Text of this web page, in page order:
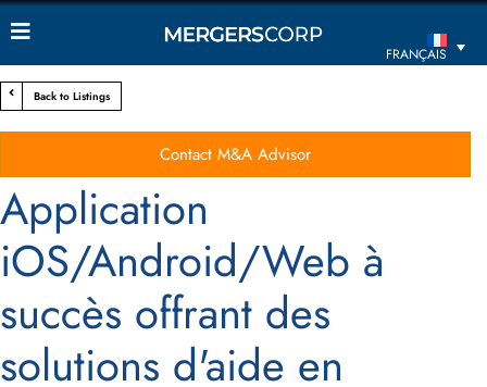
FRANÇAIS
Back to Listings
Contact M&A Advisor
Application
iOS/Android/Web à
succès offrant des
solutions d'aide en